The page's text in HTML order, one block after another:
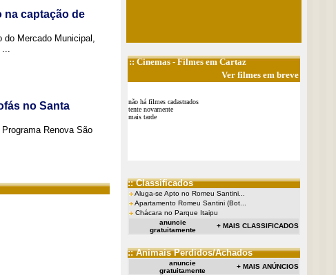
na captação de
do Mercado Municipal,
...
no Santa
Renova São
::Cinemas- Filmes em Cartaz
Ver filmes em breve
não há filmes cadastrados
tente novamente
mais tarde
:: Classificados
Aluga-se Apto no Romeu Santini...
Apartamento Romeu Santini (Bot...
Chácara no Parque Itaipu
anuncie
gratuitamente
+ MAIS CLASSIFICADOS
:: Animais Perdidos/Achados
anuncie
gratuitamente
+ MAIS ANÚNCIOS